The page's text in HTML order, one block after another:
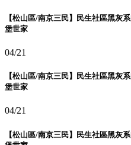
【松山區/南京三民】民生社區黑灰
堡世家
04/21
【松山區/南京三民】民生社區黑灰
堡世家
04/21
【松山區/南京三民】民生社區黑灰